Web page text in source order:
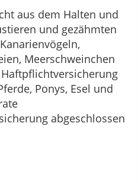
aus dem Halten und
und gezähmten
Meerschweinchen
Ponys, Esel und
abgeschlossen